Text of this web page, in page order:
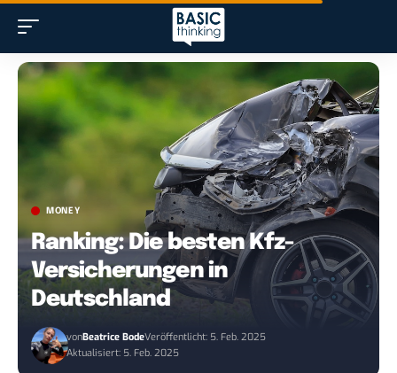
MONEY
Ranking: Die besten Kfz-
Versicherungen in
Deutschland
vonBeatrice BodeVeröffentlicht: 5. Feb. 2025
Aktualisiert: 5. Feb. 2025